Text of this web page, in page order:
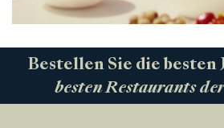
Bestellen Sie die besten
besten Restaurants